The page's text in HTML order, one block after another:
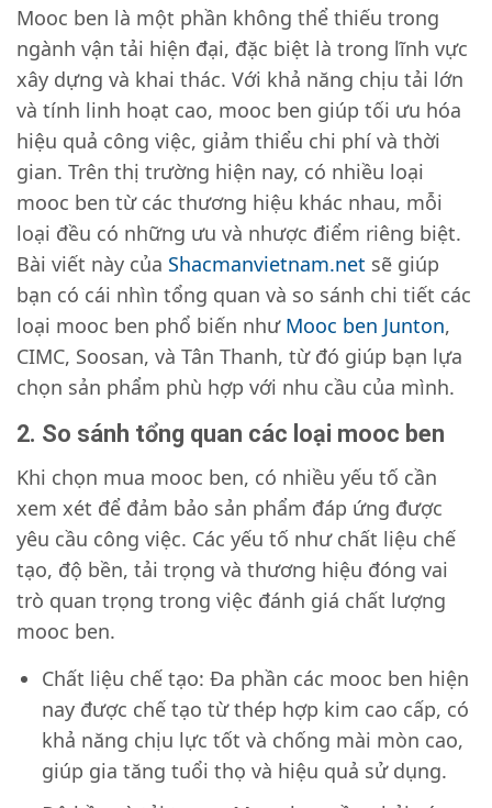
Mooc ben là một phần không thể thiếu trong
ngành vận tải hiện đại, đặc biệt là trong lĩnh vực
xây dựng và khai thác. Với khả năng chịu tải lớn
và tính linh hoạt cao, mooc ben giúp tối ưu hóa
hiệu quả công việc, giảm thiểu chi phí và thời
gian. Trên thị trường hiện nay, có nhiều loại
mooc ben từ các thương hiệu khác nhau, mỗi
loại đều có những ưu và nhược điểm riêng biệt.
Bài viết này của Shacmanvietnam.net sẽ giúp
bạn có cái nhìn tổng quan và so sánh chi tiết các
loại mooc ben phổ biến như Mooc ben Junton,
CIMC, Soosan, và Tân Thanh, từ đó giúp bạn lựa
chọn sản phẩm phù hợp với nhu cầu của mình.
2. So sánh tổng quan các loại mooc ben
Khi chọn mua mooc ben, có nhiều yếu tố cần
xem xét để đảm bảo sản phẩm đáp ứng được
yêu cầu công việc. Các yếu tố như chất liệu chế
tạo, độ bền, tải trọng và thương hiệu đóng vai
trò quan trọng trong việc đánh giá chất lượng
mooc ben.
Chất liệu chế tạo: Đa phần các mooc ben hiện
nay được chế tạo từ thép hợp kim cao cấp, có
khả năng chịu lực tốt và chống mài mòn cao,
giúp gia tăng tuổi thọ và hiệu quả sử dụng.